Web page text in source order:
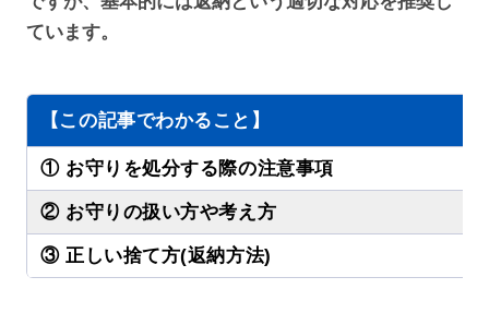
ています。
【この記事でわかること】
① お守りを処分する際の注意事項
② お守りの扱い方や考え方
③ 正しい捨て方(返納方法)